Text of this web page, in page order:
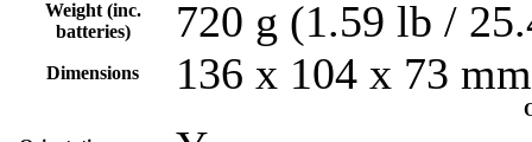
Weight (inc.
batteries)
720 g (1.59 lb /
Dimensions 136 x 104 x 73